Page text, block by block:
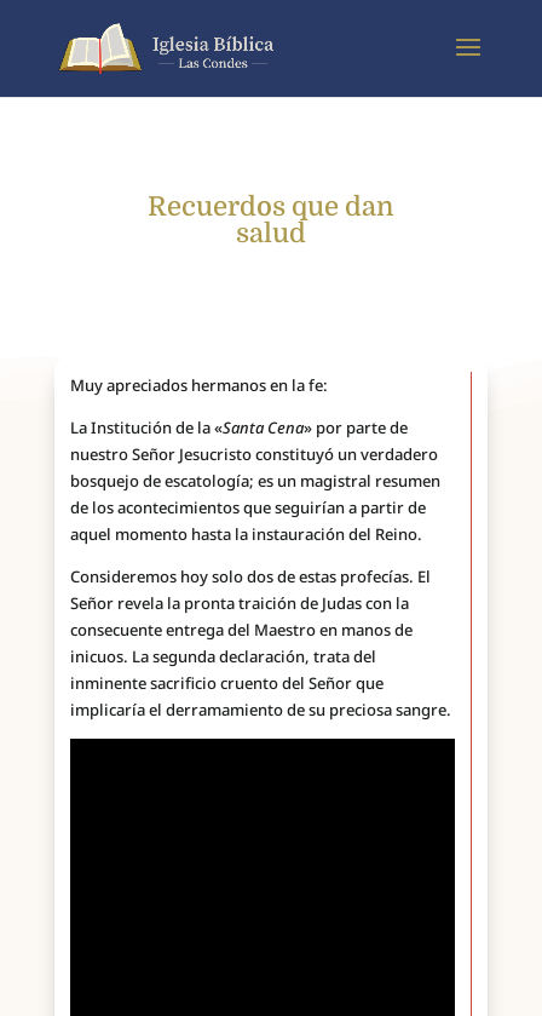
Recuerdos que dan
salud
Muy apreciados hermanos en la fe:
La Institución de la «Santa Cena» por parte de
nuestro Señor Jesucristo constituyó un verdadero
bosquejo de escatología; es un magistral resumen
de los acontecimientos que seguirían a partir de
aquel momento hasta la instauración del Reino.
Consideremos hoy solo dos de estas profecías. El
Señor revela la pronta traición de Judas con la
consecuente entrega del Maestro en manos de
inicuos. La segunda declaración, trata del
inminente sacrificio cruento del Señor que
implicaría el derramamiento de su preciosa sangre.